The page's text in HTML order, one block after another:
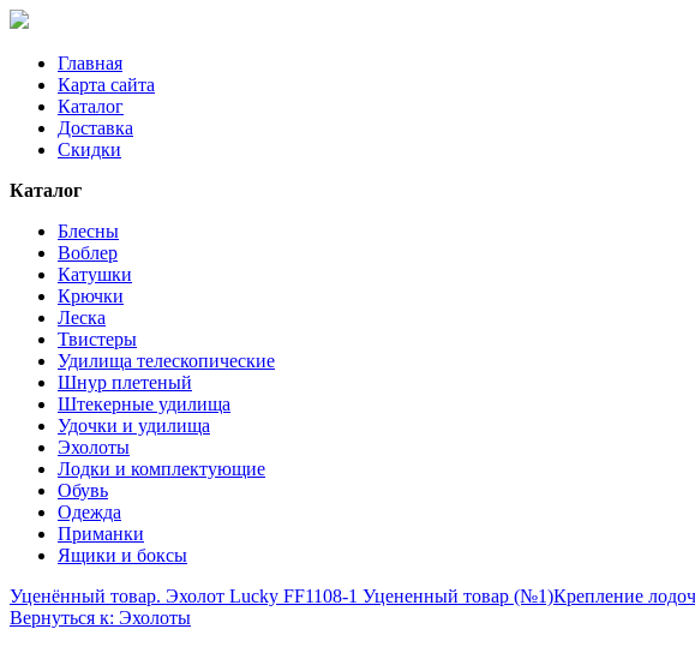
Главная
Карта сайта
Каталог
Доставка
Скидки
Каталог
Блесны
Воблер
Катушки
Крючки
Леска
Твистеры
Удилища телескопические
Шнур плетеный
Штекерные удилища
Удочки и удилища
Эхолоты
Лодки и комплектующие
Обувь
Одежда
Приманки
Ящики и боксы
Уценённый товар. Эхолот Lucky FF1108-1 Уцененный товар (№1)Крепление
Вернуться к: Эхолоты